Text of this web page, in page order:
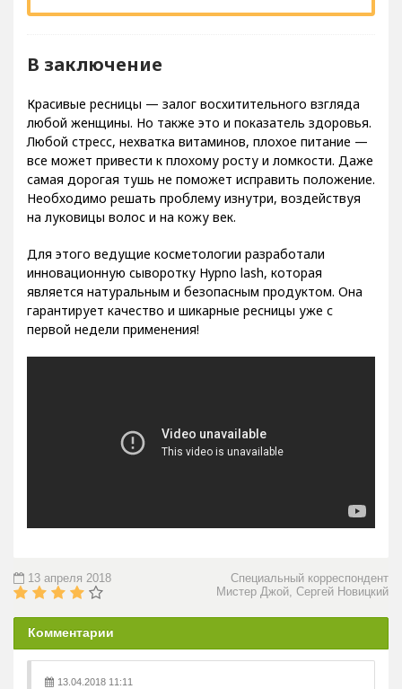
В заключение
Красивые ресницы — залог восхитительного взгляда
любой женщины. Но также это и показатель здоровья.
Любой стресс, нехватка витаминов, плохое питание —
все может привести к плохому росту и ломкости. Даже
самая дорогая тушь не поможет исправить положение.
Необходимо решать проблему изнутри, воздействуя
на луковицы волос и на кожу век.
Для этого ведущие косметологии разработали
инновационную сыворотку Hypno lash, которая
является натуральным и безопасным продуктом. Она
гарантирует качество и шикарные ресницы уже с
первой недели применения!
Специальный корреспондент
Мистер Джой, Сергей Новицкий
13 апреля 2018
Комментарии
13.04.2018 11:11